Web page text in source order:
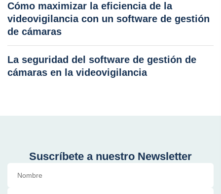
Cómo maximizar la eficiencia de la
videovigilancia con un software de gestión
de cámaras
La seguridad del software de gestión de
cámaras en la videovigilancia
Suscríbete a nuestro Newsletter